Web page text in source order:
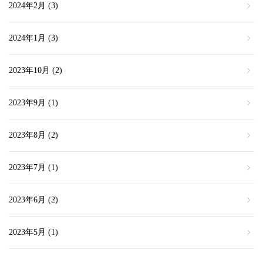
2024年2月 (3)
2024年1月 (3)
2023年10月 (2)
2023年9月 (1)
2023年8月 (2)
2023年7月 (1)
2023年6月 (2)
2023年5月 (1)